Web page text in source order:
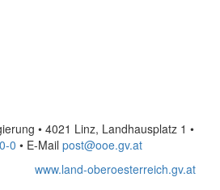
• 4021 Linz, Landhausplatz 1 •
0 • E-Mail post@ooe.gv.at
www.land-oberoesterreich.gv.at